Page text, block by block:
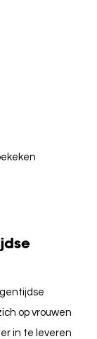
op vrouwen
in te leveren